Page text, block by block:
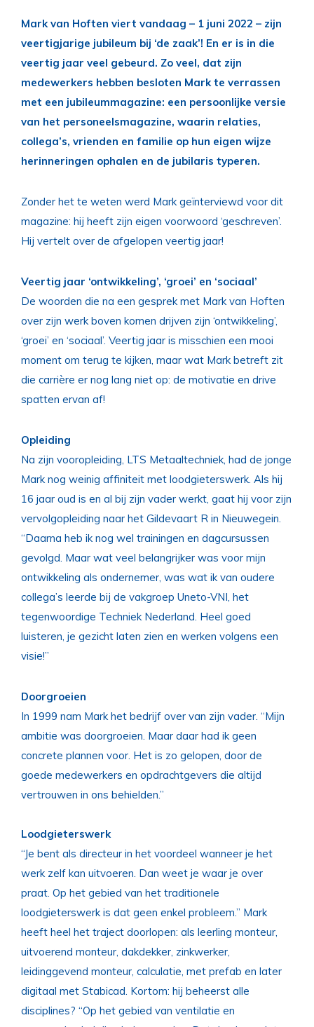
Mark van Hoften viert vandaag – 1 juni 2022 – zijn
veertigjarige jubileum bij ‘de zaak’! En er is in die
veertig jaar veel gebeurd. Zo veel, dat zijn
medewerkers hebben besloten Mark te verrassen
met een jubileummagazine: een persoonlijke versie
van het personeelsmagazine, waarin relaties,
collega’s, vrienden en familie op hun eigen wijze
herinneringen ophalen en de jubilaris typeren.
Zonder het te weten werd Mark geïnterviewd voor dit
magazine: hij heeft zijn eigen voorwoord ‘geschreven’.
Hij vertelt over de afgelopen veertig jaar!
Veertig jaar ‘ontwikkeling’, ‘groei’ en ‘sociaal’
De woorden die na een gesprek met Mark van Hoften
over zijn werk boven komen drijven zijn ‘ontwikkeling’,
‘groei’ en ‘sociaal’. Veertig jaar is misschien een mooi
moment om terug te kijken, maar wat Mark betreft zit
die carrière er nog lang niet op: de motivatie en drive
spatten ervan af!
Opleiding
Na zijn vooropleiding, LTS Metaaltechniek, had de jonge
Mark nog weinig affiniteit met loodgieterswerk. Als hij
16 jaar oud is en al bij zijn vader werkt, gaat hij voor zijn
vervolgopleiding naar het Gildevaart R in Nieuwegein.
“Daarna heb ik nog wel trainingen en dagcursussen
gevolgd. Maar wat veel belangrijker was voor mijn
ontwikkeling als ondernemer, was wat ik van oudere
collega’s leerde bij de vakgroep Uneto-VNI, het
tegenwoordige Techniek Nederland. Heel goed
luisteren, je gezicht laten zien en werken volgens een
visie!”
Doorgroeien
In 1999 nam Mark het bedrijf over van zijn vader. “Mijn
ambitie was doorgroeien. Maar daar had ik geen
concrete plannen voor. Het is zo gelopen, door de
goede medewerkers en opdrachtgevers die altijd
vertrouwen in ons behielden.”
Loodgieterswerk
“Je bent als directeur in het voordeel wanneer je het
werk zelf kan uitvoeren. Dan weet je waar je over
praat. Op het gebied van het traditionele
loodgieterswerk is dat geen enkel probleem.” Mark
heeft heel het traject doorlopen: als leerling monteur,
uitvoerend monteur, dakdekker, zinkwerker,
leidinggevend monteur, calculatie, met prefab en later
digitaal met Stabicad. Kortom: hij beheerst alle
disciplines? “Op het gebied van ventilatie en